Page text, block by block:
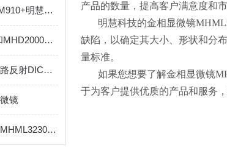
研究级金相显微镜NM910+明慧MHD2000相机应用于消防火灾痕迹物证分析
CX40M金相显微镜和MHD2000显微相机应用于电池壳研究
金相显微镜在集成电路反射DIC应用
镜
明慧正置金相显微镜MHML3230搭配摄像头MHS600用于观察硅片
产品的数量，提高客户满意度和市
明慧科技的金相显微镜
缺陷，以确定其大小、形状和分
量标准。
如果您想要了解金相显微镜
于为客户提供优质的产品和服务